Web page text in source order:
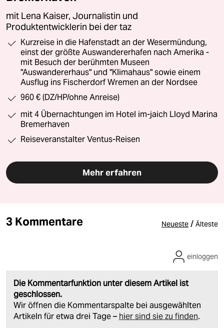
mit Lena Kaiser, Journalistin und
Produktentwicklerin bei der taz
Kurzreise in die Hafenstadt an der Wesermündung,
einst der größte Auswandererhafen nach Amerika -
mit Besuch der berühmten Museen
"Auswandererhaus" und "Klimahaus" sowie einem
Ausflug ins Fischerdorf Wremen an der Nordsee
960 € (DZ/HP/ohne Anreise)
mit 4 Übernachtungen im Hotel im-jaich Lloyd Marina
Bremerhaven
Reiseveranstalter Ventus-Reisen
Mehr erfahren
3 Kommentare Neueste / Älteste
Die Kommentarfunktion unter diesem Artikel ist
geschlossen.
Wir öffnen die Kommentarspalte bei ausgewählten
Artikeln für etwa drei Tage – hier sind sie zu finden.
einloggen